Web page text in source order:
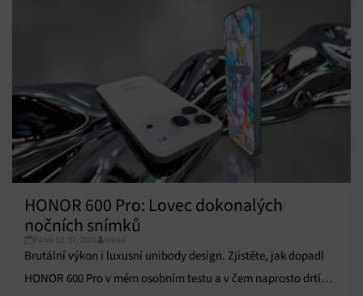
podvodů a odstraňování chyb, Poskytování a
zobrazování reklamy a obsahu, Ukládání a sdělování
HONOR 600 Pro: Lovec dokonalých
nočních snímků
Pátek 03. 07. 2026 Ivana
Brutální výkon i luxusní unibody design. Zjistěte, jak dopadl
HONOR 600 Pro v mém osobním testu a v čem naprosto drtí